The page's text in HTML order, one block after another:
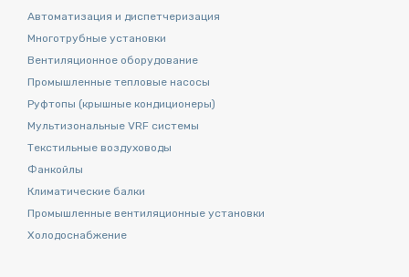
Автоматизация и диспетчеризация
Многотрубные установки
Вентиляционное оборудование
Промышленные тепловые насосы
Руфтопы (крышные кондиционеры)
Мультизональные VRF системы
Текстильные воздуховоды
Фанкойлы
Климатические балки
Промышленные вентиляционные установки
Холодоснабжение